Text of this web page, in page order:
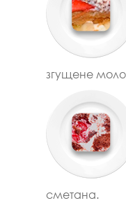
згущене
сметана.